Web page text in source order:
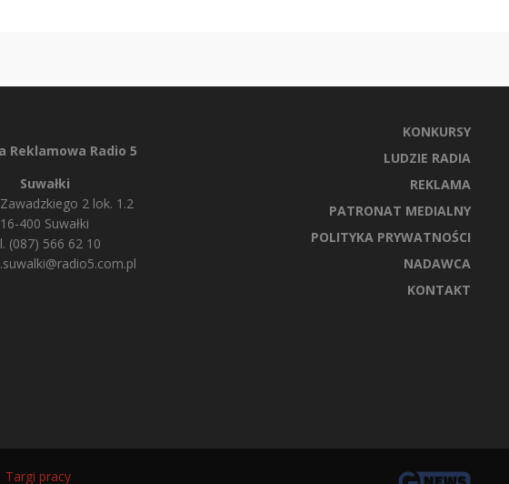
Reklamowa Radio 5
Suwałki
Zawadzkiego 2 lok. 1.2
16-400 Suwałki
(087) 566 62 10
KONKURSY
LUDZIE RADIA
REKLAMA
PATRONAT MEDIALNY
POLITYKA PRYWATNOŚCI
NADAWCA
KONTAKT
Targi pracy